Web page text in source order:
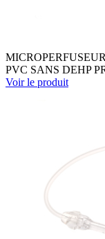
PVC SANS DEHP
Voir le produit